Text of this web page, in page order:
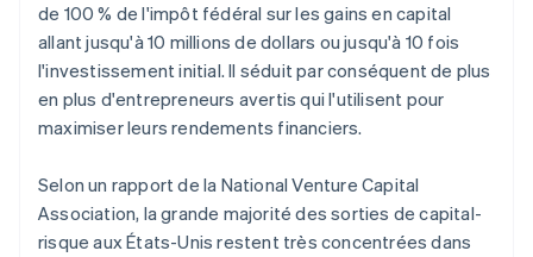
Une année gratuite d’utilisation de Stripe Payments,
plus 50 000 dollars de crédits et de remises chez
nos partenaires
de 100 % de l'impôt fédéral sur les gains en capital
allant jusqu'à 10 millions de dollars ou jusqu'à 10 fois
l'investissement initial. Il séduit par conséquent de plus
en plus d'entrepreneurs avertis qui l'utilisent pour
maximiser leurs rendements financiers.
Selon un rapport de la National Venture Capital
Association, la grande majorité des sorties de capital-
risque aux États-Unis restent très concentrées dans